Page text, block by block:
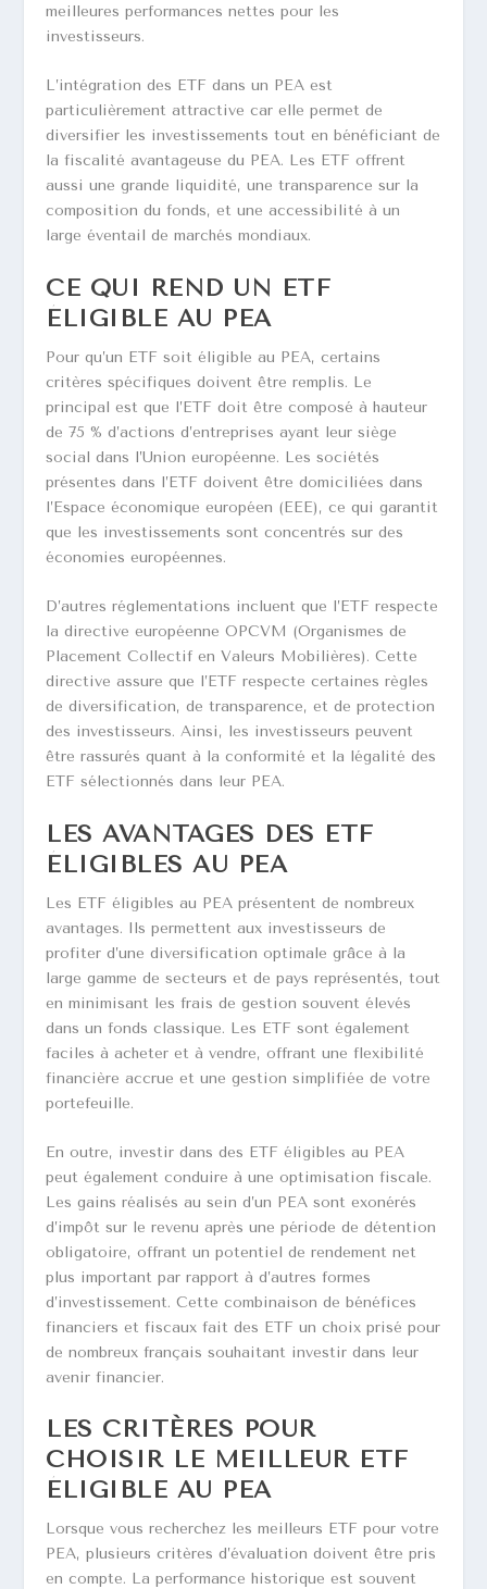
meilleures performances nettes pour les
investisseurs.
L’intégration des ETF dans un PEA est
particulièrement attractive car elle permet de
diversifier les investissements tout en bénéficiant de
la fiscalité avantageuse du PEA. Les ETF offrent
aussi une grande liquidité, une transparence sur la
composition du fonds, et une accessibilité à un
large éventail de marchés mondiaux.
CE QUI REND UN ETF
ÉLIGIBLE AU PEA
Pour qu’un ETF soit éligible au PEA, certains
critères spécifiques doivent être remplis. Le
principal est que l’ETF doit être composé à hauteur
de 75 % d’actions d’entreprises ayant leur siège
social dans l’Union européenne. Les sociétés
présentes dans l’ETF doivent être domiciliées dans
l’Espace économique européen (EEE), ce qui garantit
que les investissements sont concentrés sur des
économies européennes.
D’autres réglementations incluent que l’ETF respecte
la directive européenne OPCVM (Organismes de
Placement Collectif en Valeurs Mobilières). Cette
directive assure que l’ETF respecte certaines règles
de diversification, de transparence, et de protection
des investisseurs. Ainsi, les investisseurs peuvent
être rassurés quant à la conformité et la légalité des
ETF sélectionnés dans leur PEA.
LES AVANTAGES DES ETF
ÉLIGIBLES AU PEA
Les ETF éligibles au PEA présentent de nombreux
avantages. Ils permettent aux investisseurs de
profiter d’une diversification optimale grâce à la
large gamme de secteurs et de pays représentés, tout
en minimisant les frais de gestion souvent élevés
dans un fonds classique. Les ETF sont également
faciles à acheter et à vendre, offrant une flexibilité
financière accrue et une gestion simplifiée de votre
portefeuille.
En outre, investir dans des ETF éligibles au PEA
peut également conduire à une optimisation fiscale.
Les gains réalisés au sein d’un PEA sont exonérés
d’impôt sur le revenu après une période de détention
obligatoire, offrant un potentiel de rendement net
plus important par rapport à d’autres formes
d’investissement. Cette combinaison de bénéfices
financiers et fiscaux fait des ETF un choix prisé pour
de nombreux français souhaitant investir dans leur
avenir financier.
LES CRITÈRES POUR
CHOISIR LE MEILLEUR ETF
ÉLIGIBLE AU PEA
Lorsque vous recherchez les meilleurs ETF pour votre
PEA, plusieurs critères d’évaluation doivent être pris
en compte. La performance historique est souvent